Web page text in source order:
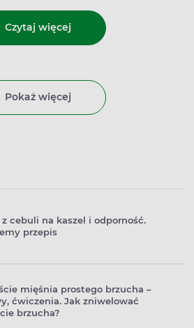
Czytaj więcej
Pokaż więcej
z cebuli na kaszel i odporność.
przepis
mięśnia prostego brzucha –
ćwiczenia. Jak zniwelować
brzucha?